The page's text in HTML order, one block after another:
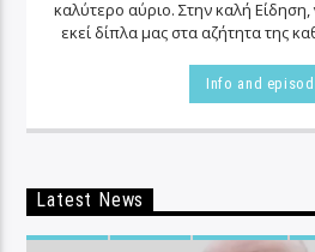
καλύτερο αύριο. Στην καλή Είδηση, γιατί υπάρχει κι αυτή…
εκεί δίπλα μας στα αζήτητα της
Info and
Latest News